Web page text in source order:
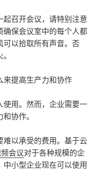
召开会议，请特别注意
确保会议室中的每个人都
可以拾取所有声音。否
来提高生产力和协作
使用。然而，企业需要一
协作。
难以承受的费用。基于云
会议对于各种规模的企
小型企业现在可以使用